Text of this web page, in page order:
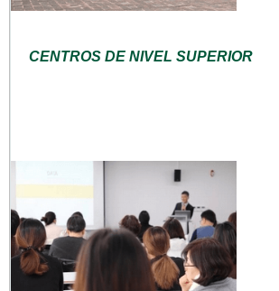
CENTROS DE NIVEL SUPERIOR